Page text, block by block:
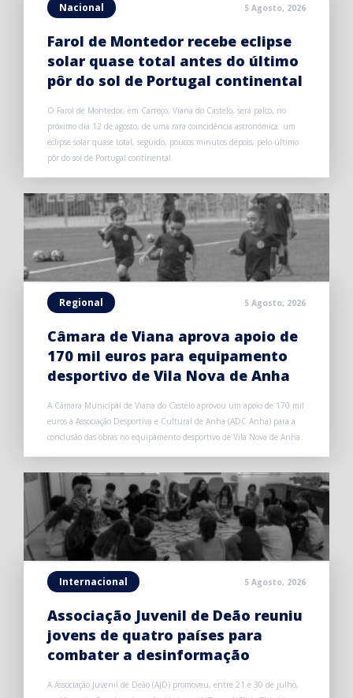
Nacional 5 Agosto, 2026
Farol de Montedor recebe eclipse
solar quase total antes do último
pôr do sol de Portugal continental
O Farol de Montedor, em Carreço, Viana do Castelo, será palco, no
próximo dia 12 de agosto, de uma rara coincidência astronómica: um
eclipse solar quase total, seguido, poucos minutos depois, pelo último
pôr do sol de Portugal continental.
Regional 5 Agosto, 2026
Câmara de Viana aprova apoio de
170 mil euros para equipamento
desportivo de Vila Nova de Anha
A Câmara Municipal de Viana do Castelo aprovou um apoio de 170 mil
euros à Associação Desportiva e Cultural de Anha (ADC Anha) para a
conclusão das obras no equipamento desportivo de Vila Nova de Anha.
Internacional 5 Agosto, 2026
Associação Juvenil de Deão reuniu
jovens de quatro países para
combater a desinformação
A Associação Juvenil de Deão (AJD) promoveu, entre 21 e 30 de julho,